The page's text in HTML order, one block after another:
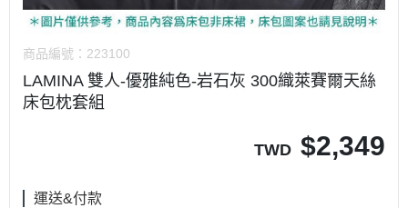
商品編號： 223100
LAMINA 雙人-優雅純色-岩石灰 300織萊賽爾天絲
床包枕套組
TWD $2,349
運送&付款